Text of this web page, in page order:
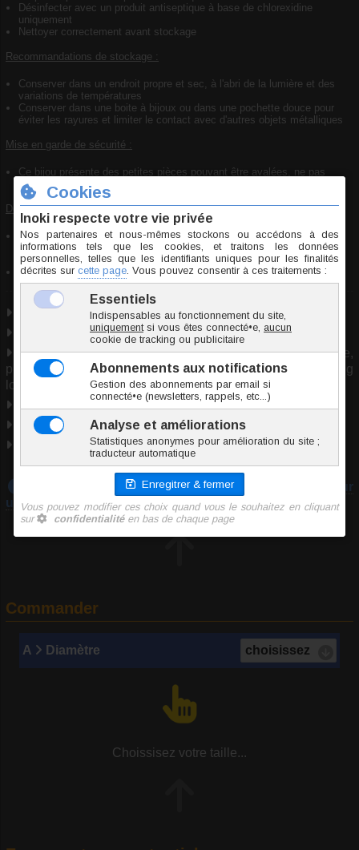
Désinfecter avec un produit antiseptique à base de chlorexidine
uniquement
Nettoyer correctement avant stockage
Recommandations de stockage :
Conserver dans un endroit propre et sec, à l'abri de la lumière et des
variations de températures
Conserver dans une boite à bijoux ou dans une pochette douce pour
éviter les rayures et limiter le contact avec d'autres objets métalliques
Mise en garde de sécurité :
Ce bijou présente des petites pièces pouvant être avalées, ne pas
laisser à la portée des enfants
Déclaration de conformité :
Bijou conforme aux normes de sécurité en vigueur concernant les
substances dangereuses et respectant les exigences de la
règlementation REACH
Pierre naturelle garantie
Pierre naturelle
Utilisable pour : piercing arcade, piercing cartilage,
piercing génital, piercing lèvre, piercing nombril, piercing
lobe, piercing septum, piercing téton.
Origine Chine
Conformité RSGP
Téléchargez notre guide :Prendre les mesures pour
un piercing
Commander
A Diamètre
Choissisez votre taille...